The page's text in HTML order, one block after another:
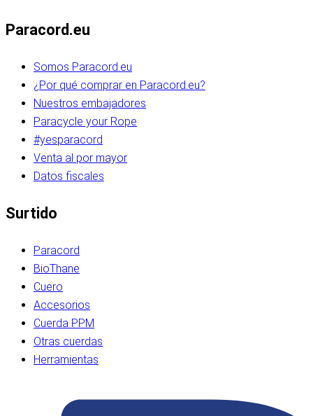
Paracord.eu
Somos Paracord.eu
¿Por qué comprar en Paracord.eu?
Nuestros embajadores
Paracycle your Rope
#yesparacord
Venta al por mayor
Datos fiscales
Surtido
Paracord
BioThane
Cuero
Accesorios
Cuerda PPM
Otras cuerdas
Herramientas